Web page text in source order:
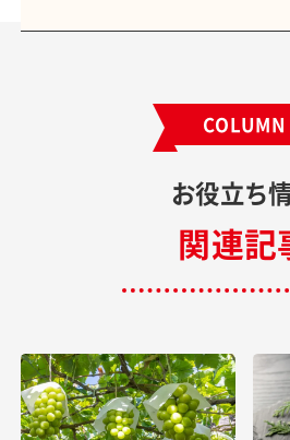
COLUMN
お役立ち
関連記